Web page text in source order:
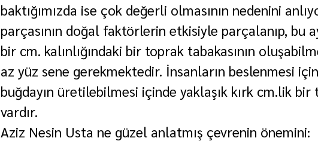
baktığımızda ise çok değerli olmasının nedenini
parçasının doğal faktörlerin etkisiyle parçalanıp, bu
bir cm. kalınlığındaki bir toprak tabakasının
az yüz sene gerekmektedir. İnsanların beslenmesi
buğdayın üretilebilmesi içinde yaklaşık kırk cm.lik
vardır.
Aziz Nesin Usta ne güzel anlatmış çevrenin önemini: